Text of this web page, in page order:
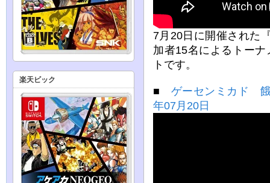
7月20日に開催された
加者15名によるトー
トです。
■ ゲーセンミカド
年07月20日
楽天ビック